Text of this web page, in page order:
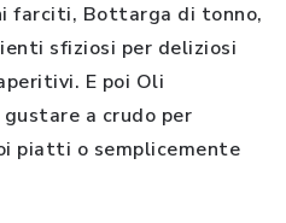
farciti, Bottarga di tonno,
sfiziosi per deliziosi
E poi Oli
a crudo per
piatti o semplicemente